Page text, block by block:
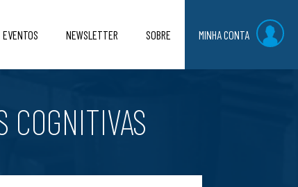
EVENTOS NEWSLETTER SOBRE MINHA CONTA
COGNITIVAS